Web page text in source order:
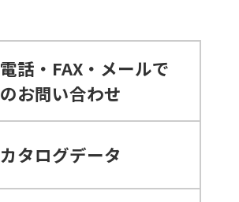
電話・FAX・メールで
のお問い合わせ
カタログデータ